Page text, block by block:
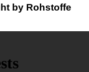
by Rohstoffe